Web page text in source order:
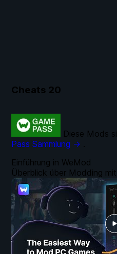
Cheats 20
Einführung in WeMod
Überblick über Modding
Diese Mods
Pass Sammlung → .